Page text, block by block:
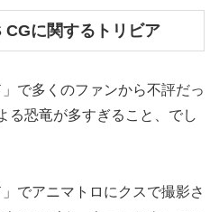
CGに関するトリビア
で多くのファンから不評だっ
る恐竜が多すぎること、でし
でアニマトロにクスで撮影さ